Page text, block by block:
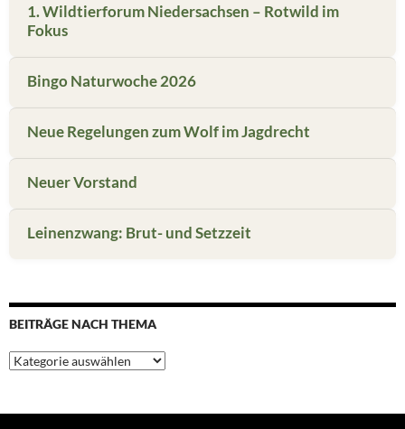
1. Wildtierforum Niedersachsen – Rotwild im
Fokus
Bingo Naturwoche 2026
Neue Regelungen zum Wolf im Jagdrecht
Neuer Vorstand
Leinenzwang: Brut- und Setzzeit
BEITRÄGE NACH THEMA
Beiträge
nach